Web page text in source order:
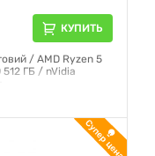
КУПИТЬ
/ AMD Ryzen 5
512 ГБ / nVidia